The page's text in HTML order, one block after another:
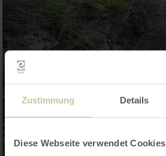
Zustimmung Details
Diese Webseite verwendet Cookies